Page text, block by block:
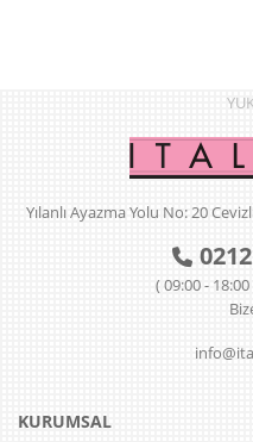
Yılanlı Ayazma Yolu No: 20
( 09:00 -
KURUMSAL